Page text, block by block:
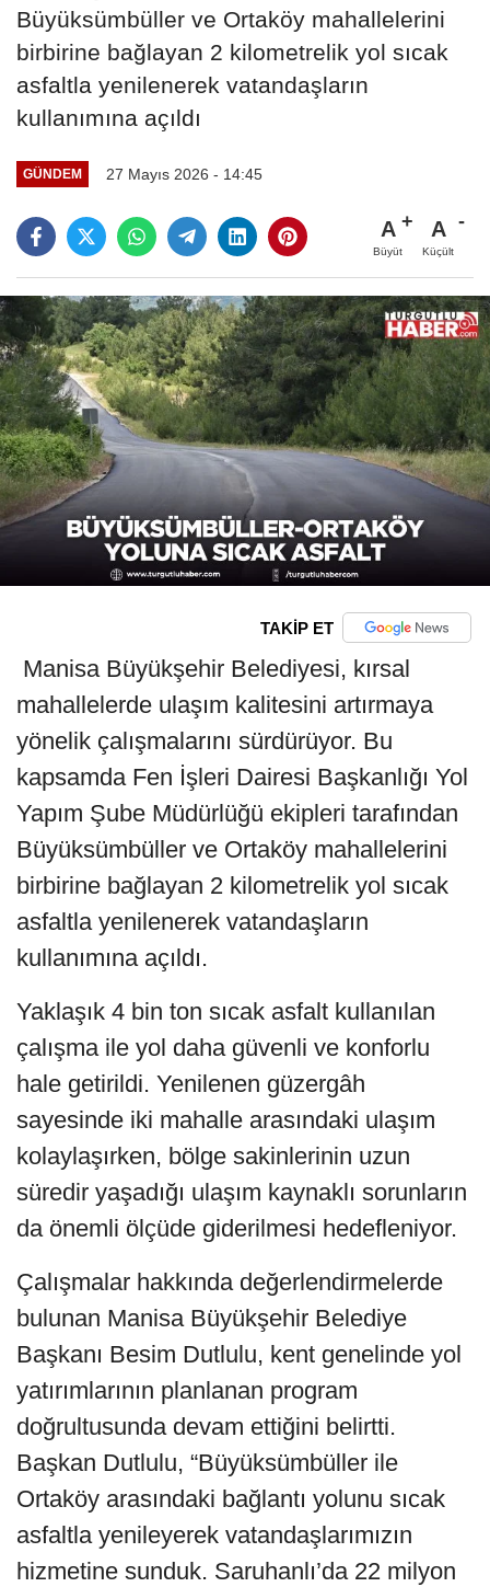
Büyüksümbüller ve Ortaköy mahallelerini
birbirine bağlayan 2 kilometrelik yol sıcak
asfaltla yenilenerek vatandaşların
kullanımına açıldı
GÜNDEM 27 Mayıs 2026 - 14:45
A
Büyüt
A
Küçült
TAKİP ET
Manisa Büyükşehir Belediyesi, kırsal
mahallelerde ulaşım kalitesini artırmaya
yönelik çalışmalarını sürdürüyor. Bu
kapsamda Fen İşleri Dairesi Başkanlığı Yol
Yapım Şube Müdürlüğü ekipleri tarafından
Büyüksümbüller ve Ortaköy mahallelerini
birbirine bağlayan 2 kilometrelik yol sıcak
asfaltla yenilenerek vatandaşların
kullanımına açıldı.
Yaklaşık 4 bin ton sıcak asfalt kullanılan
çalışma ile yol daha güvenli ve konforlu
hale getirildi. Yenilenen güzergâh
sayesinde iki mahalle arasındaki ulaşım
kolaylaşırken, bölge sakinlerinin uzun
süredir yaşadığı ulaşım kaynaklı sorunların
da önemli ölçüde giderilmesi hedefleniyor.
Çalışmalar hakkında değerlendirmelerde
bulunan Manisa Büyükşehir Belediye
Başkanı Besim Dutlulu, kent genelinde yol
yatırımlarının planlanan program
doğrultusunda devam ettiğini belirtti.
Başkan Dutlulu, “Büyüksümbüller ile
Ortaköy arasındaki bağlantı yolunu sıcak
asfaltla yenileyerek vatandaşlarımızın
hizmetine sunduk. Saruhanlı’da 22 milyon